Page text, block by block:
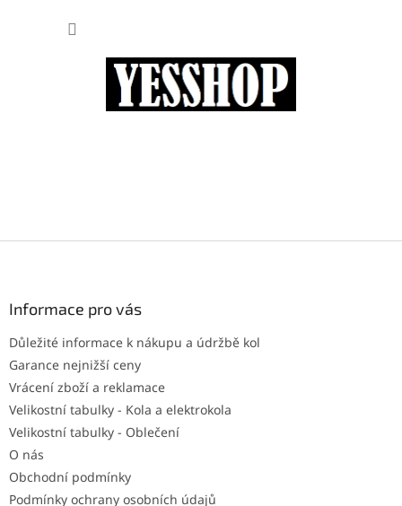
Informace pro vás
Důležité informace k nákupu a údržbě kol
Garance nejnižší ceny
Vrácení zboží a reklamace
Velikostní tabulky - Kola a elektrokola
Velikostní tabulky - Oblečení
O nás
Obchodní podmínky
Podmínky ochrany osobních údajů